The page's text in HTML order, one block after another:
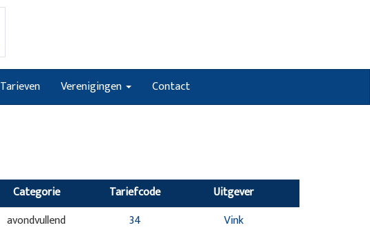
Tarieven Verenigingen Contact
Categorie Tariefcode
Uitgever
avondvullend 34
Vink